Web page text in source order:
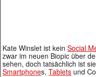
Kate Winslet ist keinSocial
zwar im neuen Biopic über
sehen, doch tatsächlich ist
Smartphones,Tablets und